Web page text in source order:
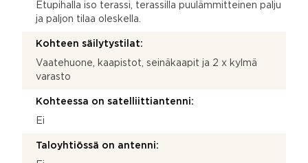
Etupihalla iso terassi, terassilla puulämmitteinen palju
ja paljon tilaa oleskella.
Kohteen säilytystilat:
Vaatehuone, kaapistot, seinäkaapit ja 2 x kylmä
varasto
Kohteessa on satelliittiantenni:
Ei
Taloyhtiössä on antenni: